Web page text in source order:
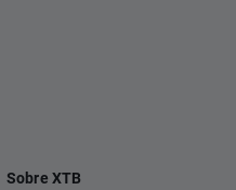
Sobre XTB